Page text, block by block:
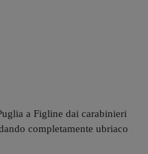
a Figline dai carabinieri
completamente ubriaco